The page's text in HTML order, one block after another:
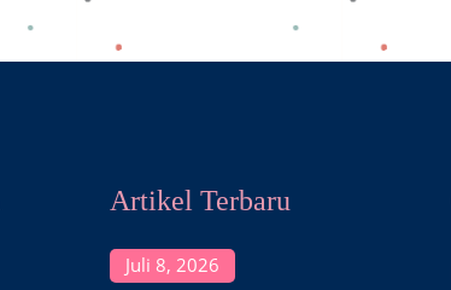
Artikel Terbaru
Juli 8, 2026